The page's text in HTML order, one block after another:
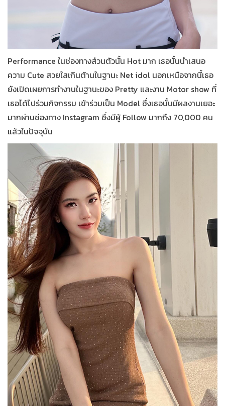
Performance ในช่องทางส่วนตัวนั้น Hot มาก เธอนั้นนำเสนอ
ความ Cute สวยใสเกินต้านในฐานะ Net idol นอกเหนือจากนี้เธอ
ยังเปิดเผยการทำงานในฐานะของ Pretty และงาน Motor show ที่
เธอได้ไปร่วมกิจกรรม เข้าร่วมเป็น Model ซึ่งเธอนั้นมีผลงานเยอะ
มากผ่านช่องทาง Instagram ซึ่งมีผู้ Follow มากถึง 70,000 คน
แล้วในปัจจุบัน